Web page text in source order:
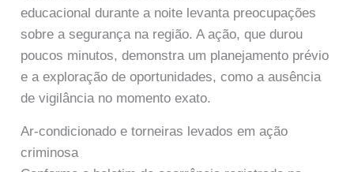
educacional durante a noite levanta preocupações
sobre a segurança na região. A ação, que durou
poucos minutos, demonstra um planejamento prévio
e a exploração de oportunidades, como a ausência
de vigilância no momento exato.
Ar-condicionado e torneiras levados em ação
criminosa